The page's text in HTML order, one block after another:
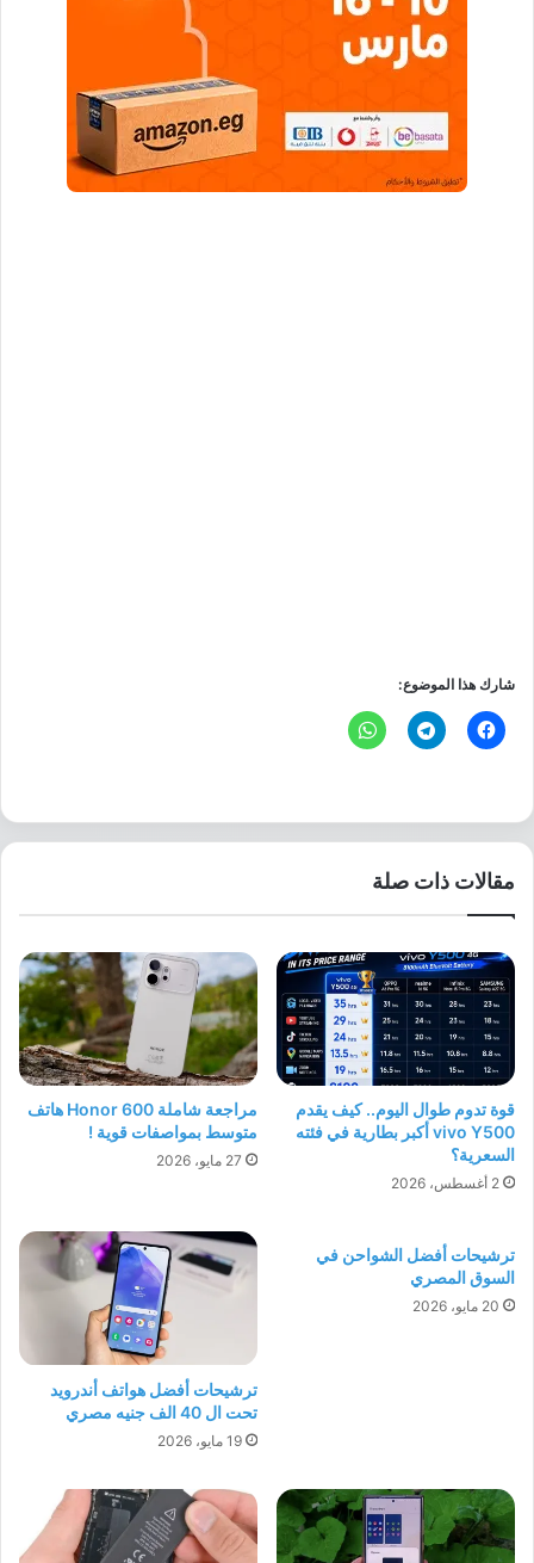
شارك هذا الموضوع:
مقالات ذات صلة
قوة تدوم طوال اليوم.. كيف يقدم
vivo Y500 أكبر بطارية في فئته
السعرية؟
2 أغسطس، 2026
مراجعة شاملة Honor 600 هاتف
متوسط بمواصفات قوية !
27 مايو، 2026
ترشيحات أفضل الشواحن في
السوق المصري
20 مايو، 2026
ترشيحات أفضل هواتف أندرويد
تحت ال 40 الف جنيه مصري
19 مايو، 2026